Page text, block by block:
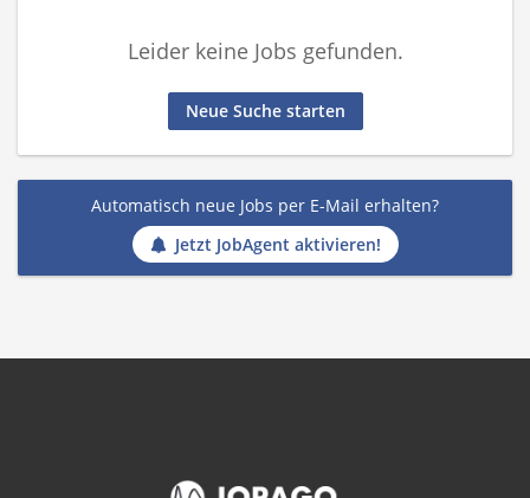
Leider keine Jobs gefunden.
Neue Suche starten
Automatisch neue Jobs per E-Mail erhalten?
Jetzt JobAgent aktivieren!